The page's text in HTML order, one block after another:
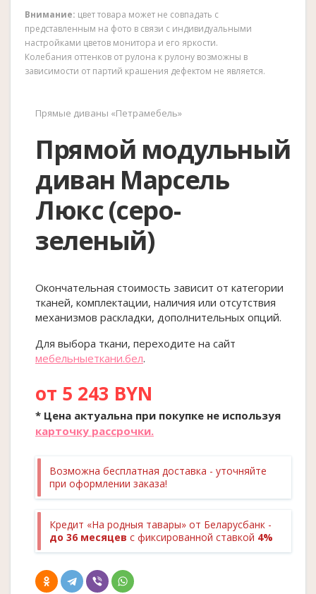
Внимание: цвет товара может не совпадать с
представленным на фото в связи с индивидуальными
настройками цветов монитора и его яркости.
Колебания оттенков от рулона к рулону возможны в
зависимости от партий крашения дефектом не является.
Прямые диваны «Петрамебель»
Прямой модульный
диван Марсель
Люкс (серо-
зеленый)
Окончательная стоимость зависит от категории
тканей, комплектации, наличия или отсутствия
механизмов раскладки, дополнительных опций.
Для выбора ткани, переходите на сайт
мебельныеткани.бел.
от 5 243 BYN
* Цена актуальна при покупке не используя
карточку рассрочки.
Возможна бесплатная доставка - уточняйте
при оформлении заказа!
Кредит «На родныя тавары» от Беларусбанк -
до 36 месяцев с фиксированной ставкой 4%